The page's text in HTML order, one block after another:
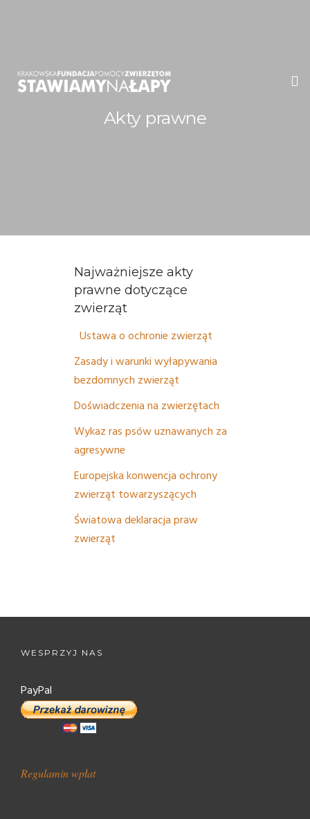
PRZYJACIELE
Akty prawne
Najważniejsze akty
prawne dotyczące
zwierząt
Ustawa o ochronie zwierząt
Zasady i warunki wyłapywania
bezdomnych zwierząt
Doświadczenia na zwierzętach
Wykaz ras psów uznawanych za
agresywne
Europejska konwencja ochrony
zwierząt towarzyszących
Światowa deklaracja praw
zwierząt
WESPRZYJ NAS
PayPal
Regulamin wpłat